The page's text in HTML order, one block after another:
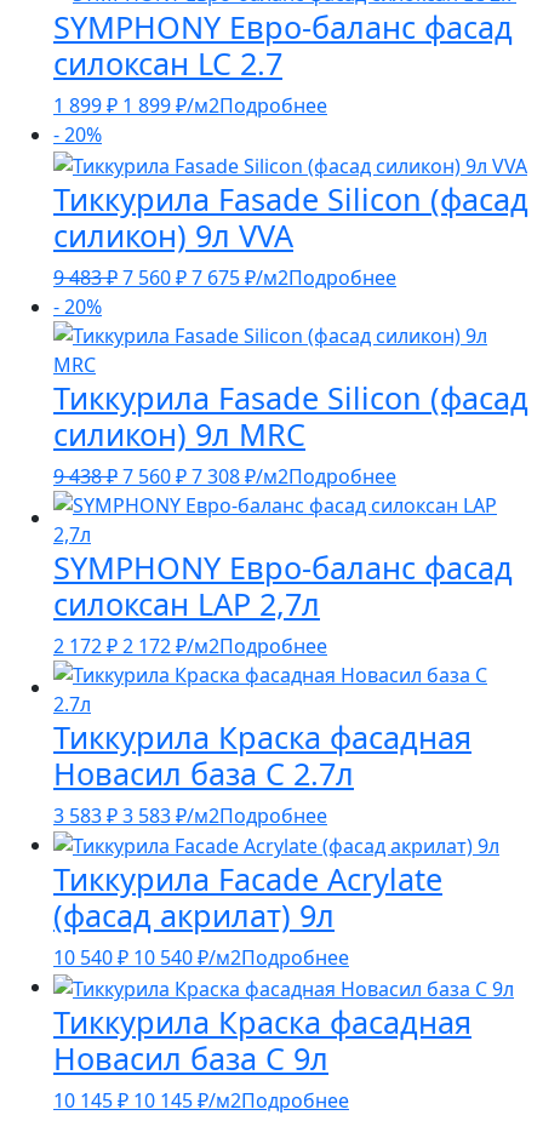
SYMPHONY Евро-баланс фасад
силоксан LC 2.7
1 899₽ 1 899₽/м2Подробнее
- 20%
Тиккурила Fasade Silicon (фасад
силикон) 9л VVA
9 483₽Первоначальная
составляла
483 ₽.
7 560₽Текущая
7
7 675₽/м2Подробнее
- 20%
Тиккурила Fasade Silicon (фасад
силикон) 9л MRC
9 438₽Первоначальная
цена
9
438 ₽.
7 560₽Текущая
цена:
560 ₽.
7 308₽/м2Подробнее
SYMPHONY Евро-баланс фасад
силоксан LAP 2,7л
2 172₽2 172₽/м2Подробнее
Тиккурила Краска фасадная
Новасил база C 2.7л
3 583₽3 583₽/м2Подробнее
Тиккурила Facade Acrylate
(фасад акрилат) 9л
10 540₽ 10 540₽/м2Подробнее
Тиккурила Краска фасадная
Новасил база C 9л
10 145₽ 10 145₽/м2Подробнее